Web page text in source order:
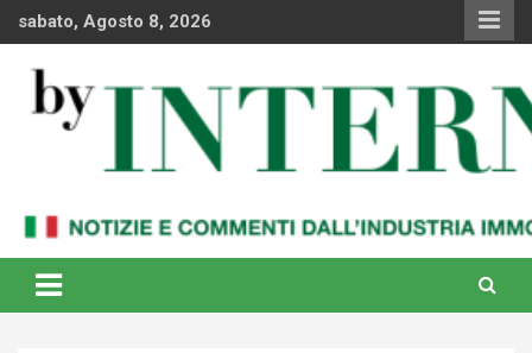
sabato, Agosto 8, 2026
By Internews
internazionale